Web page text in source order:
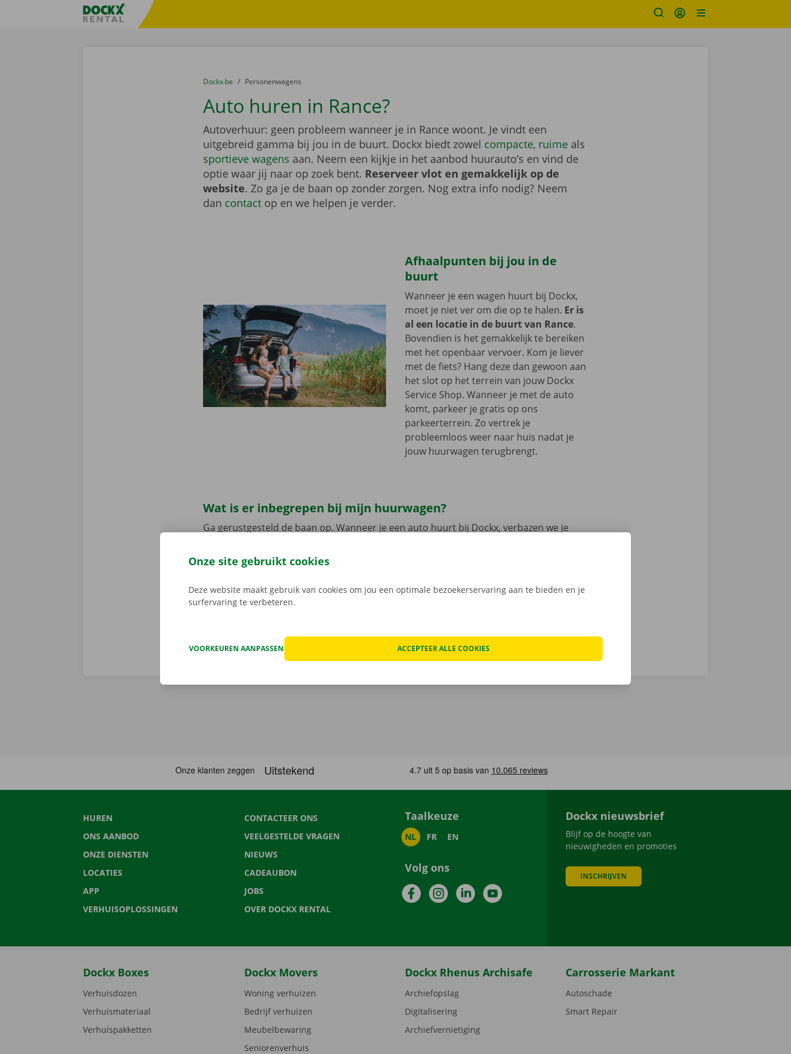
Taalselectie overslaanFratello DEMO
U bevindt zich hier:
van
Dockx.be naar
Personenwagens
Auto huren in Rance?
Autoverhuur: geen probleem wanneer je in Rance woont. Je vindt een
uitgebreid gamma bij jou in de buurt. Dockx biedt zowel compacte, ruimeals
sportieve wagens aan. Neem een kijkje in het aanbod huurauto’s en vind de
optie waar jij naar op zoek bent. Reserveer vlot en gemakkelijk op de
website. Zo ga je de baan op zonder zorgen. Nog extra info nodig? Neem
dan contactop en we helpen je verder.
Afhaalpunten bij jou in de
buurt
Wanneer je een wagen huurt bij Dockx,
moet je niet ver om die op te halen. Er is
al een locatie in de buurt van Rance.
Bovendien is het gemakkelijk te bereiken
met het openbaar vervoer. Kom je liever
met de fiets? Hang deze dan gewoon aan
het slot op het terrein van jouw Dockx
Service Shop. Wanneer je met de auto
komt, parkeer je gratis op ons
parkeerterrein. Zo vertrek je
probleemloos weer naar huis nadat je
jouw huurwagen terugbrengt.
Wat is er inbegrepen bij mijn huurwagen?
Ga gerustgesteld de baan op. Wanneer je een auto huurt bij Dockx, verbazen we je
vertrek en sturen een digitale kopie naar jou.
persoonlijke service zijn onze prioriteit.
onderweg? Dan staat er 24/7 assistentie en pechverhelping voor je klaar.
HUREN
ONS AANBOD
ONZE DIENSTEN
LOCATIES
APP
VERHUISOPLOSSINGEN
CONTACTEER ONS
VEELGESTELDE VRAGEN
NIEUWS
CADEAUBON
JOBS
OVER DOCKX RENTAL
Taalkeuze
NL FR EN
Volg ons
FacebookInstagramLinkedInYouTube
Dockx nieuwsbrief
Blijf op de hoogte van
nieuwigheden en promoties
INSCHRIJVEN
Dockx Boxes
Verhuisdozen
Verhuismateriaal
Verhuispakketten
Dockx Movers
Woning verhuizen
Bedrijf verhuizen
Meubelbewaring
Seniorenverhuis
Dockx Rhenus Archisafe
Archiefopslag
Digitalisering
Archiefvernietiging
Carrosserie Markant
Autoschade
Smart Repair
Onze site gebruikt cookies
Deze website maakt gebruik van cookies om jou een optimale bezoekerservaring aan te bieden en je
surfervaring te verbeteren.
VOORKEUREN AANPASSEN ACCEPTEER ALLE COOKIES